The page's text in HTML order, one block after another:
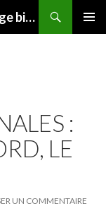
Paroles de Dieu, la réalité du message biblique
:
LE
UN COMMENTAIRE